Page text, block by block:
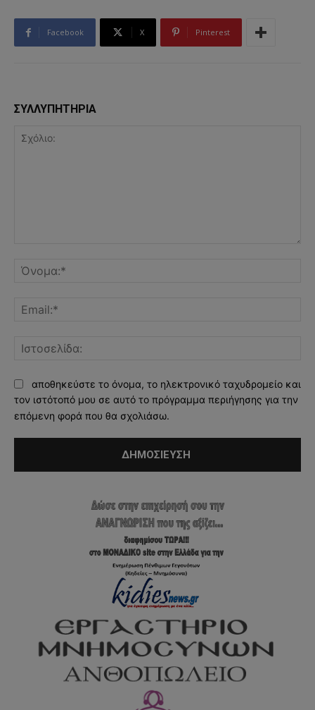
Facebook X Pinterest
ΣΥΛΛΥΠΗΤΗΡΙΑ
αποθηκεύστε το όνομα, το ηλεκτρονικό ταχυδρομείο και
τον ιστότοπό μου σε αυτό το πρόγραμμα περιήγησης για την
επόμενη φορά που θα σχολιάσω.